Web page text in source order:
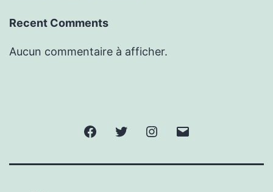
Recent Comments
Aucun commentaire à afficher.
FacebookTwitter Instagram